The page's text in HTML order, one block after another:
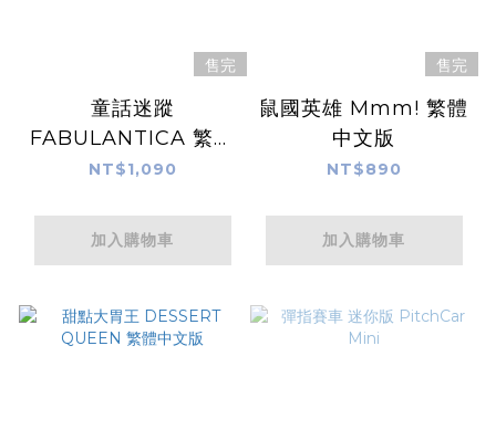
售完
童話迷蹤
FABULANTICA 繁體
中文版
NT$1,090
加入購物車
售完
鼠國英雄 Mmm! 繁體
中文版
NT$890
加入購物車